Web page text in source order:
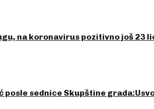
na koronavirus pozitivno još 23
posle sednice Skupštine